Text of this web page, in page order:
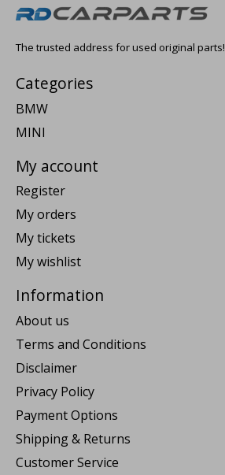
The trusted address for used original parts!
Categories
BMW
MINI
My account
Register
My orders
My tickets
My wishlist
Information
About us
Terms and Conditions
Disclaimer
Privacy Policy
Payment Options
Shipping & Returns
Customer Service